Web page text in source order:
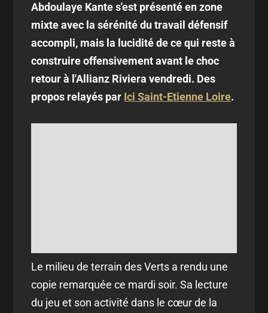
Abdoulaye Kante s'est présenté en zone
mixte avec la sérénité du travail défensif
accompli, mais la lucidité de ce qui reste à
construire offensivement avant le choc
retour à l'Allianz Riviera vendredi. Des
propos relayés par Ici Saint-Etienne Loire.
Le milieu de terrain des Verts a rendu une
copie remarquée ce mardi soir. Sa lecture
du jeu et son activité dans le cœur de la